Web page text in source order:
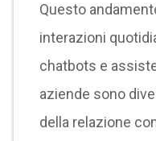
Questo
interazioni
chatbots e
aziende sono
della relazione